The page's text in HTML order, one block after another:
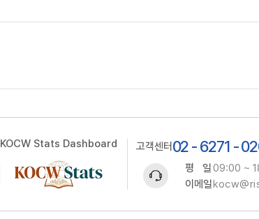
KOCW Stats Dashboard 고객센터 02 - 6271 -
평 일09:00 ~
이메일